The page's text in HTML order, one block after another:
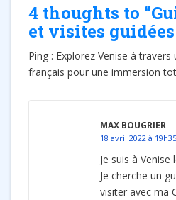
4 thoughts to
et visites
Ping : Explorez Venise à
français pour une immersion
MAX BOUGRIER
18 avril 2022 à 19h35
Je suis à
Je cherche un
visiter avec ma